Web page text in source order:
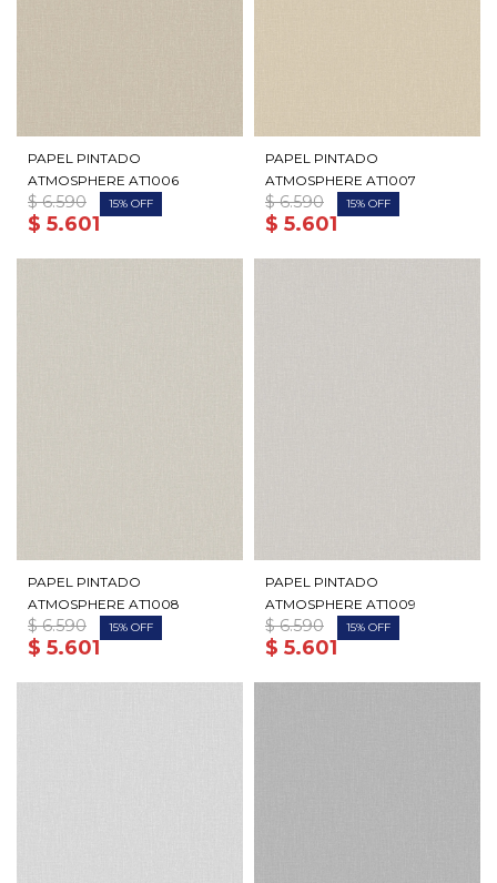
PAPEL PINTADO
ATMOSPHERE AT1006
$ 5.601
$ 6.590 15
PAPEL PINTADO
ATMOSPHERE AT1007
$ 5.601
$ 6.590 15
PAPEL PINTADO
ATMOSPHERE AT1008
$ 5.601
$ 6.590 15
PAPEL PINTADO
ATMOSPHERE AT1009
$ 5.601
$ 6.590 15